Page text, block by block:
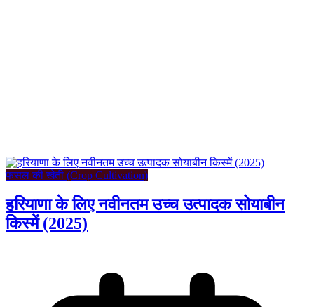
फसल की खेती (Crop Cultivation)
हरियाणा के लिए नवीनतम उच्च उत्पादक सोयाबीन
किस्में (2025)